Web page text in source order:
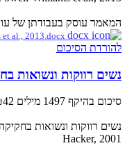
המאמר עוסק בעבודתן של
להורדת הסיכום
נשים רווקות ונשואות
סיכום בהיקף 1497 מילים
נשים רווקות ונשואות
Hacker, 2001